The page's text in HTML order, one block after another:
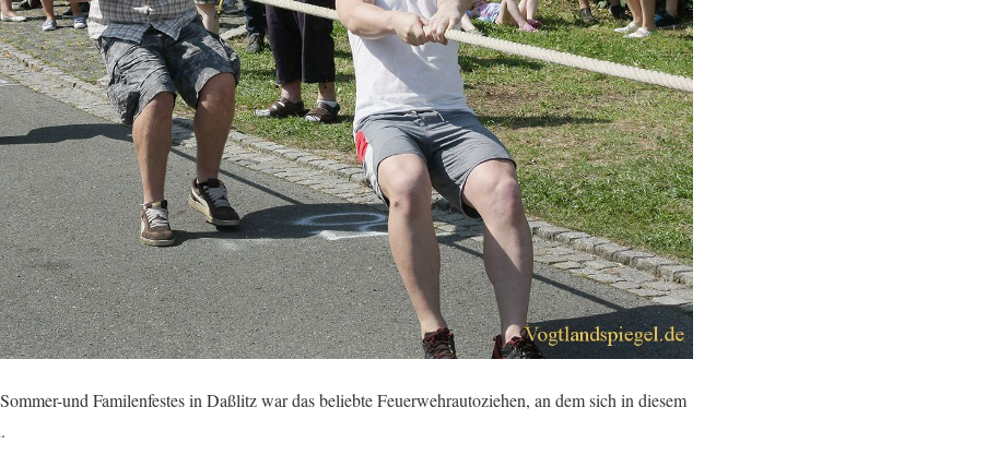
und Familenfestes in Daßlitz war das beliebte Feuerwehrautoziehen, an dem sich in diesem